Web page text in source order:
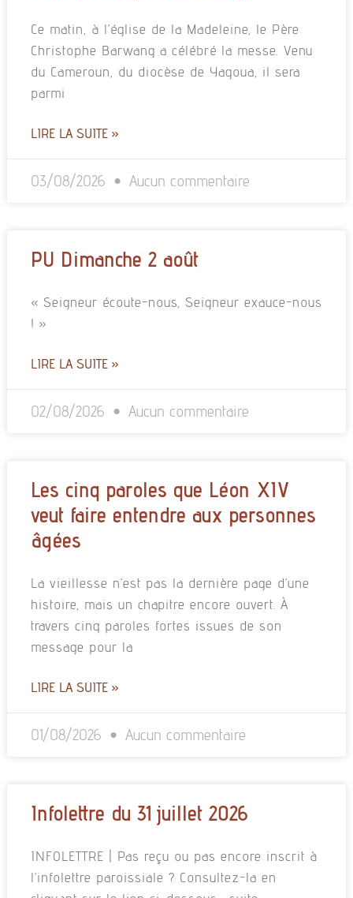
Ce matin, à l’église de la Madeleine, le Père
Christophe Barwang a célébré la messe. Venu
du Cameroun, du diocèse de Yagoua, il sera
parmi
LIRE LA SUITE »
03/08/2026 Aucun commentaire
PU Dimanche 2 août
« Seigneur écoute-nous, Seigneur exauce-nous
! »
LIRE LA SUITE »
02/08/2026 Aucun commentaire
Les cinq paroles que Léon XIV
veut faire entendre aux personnes
âgées
La vieillesse n’est pas la dernière page d’une
histoire, mais un chapitre encore ouvert. À
travers cinq paroles fortes issues de son
message pour la
LIRE LA SUITE »
01/08/2026 Aucun commentaire
Infolettre du 31 juillet 2026
INFOLETTRE | Pas reçu ou pas encore inscrit à
l’infolettre paroissiale ? Consultez-la en